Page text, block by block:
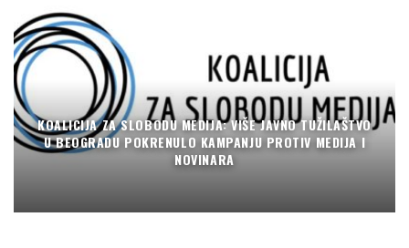
KOALICIJA ZA SLOBODU MEDIJA: VIŠE JAVNO TUŽILAŠTVO
U BEOGRADU POKRENULO KAMPANJU PROTIV MEDIJA I
NOVINARA